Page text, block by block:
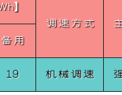
定，
】
调速方式
备用
19 机械调速